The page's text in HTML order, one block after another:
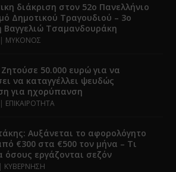
διάκριση στον 52ο Πανελλήνιο
Δημοτικού Τραγουδιού – 3ο
Βαγγελιώ Τσαμανδουράκη
| ΜΥΚΟΝΟΣ
50.000 ευρώ για να
να καταγγέλλει ψευδώς
για ηχορύπανση
| ΕΠΙΚΑΙΡΟΤΗΤΑ
Αυξάνεται το αφορολόγητο
€300 στα €500 τον μήνα – Τι
όσους εργάζονται σεζόν
| ΚΥΒΕΡΝΗΣΗ